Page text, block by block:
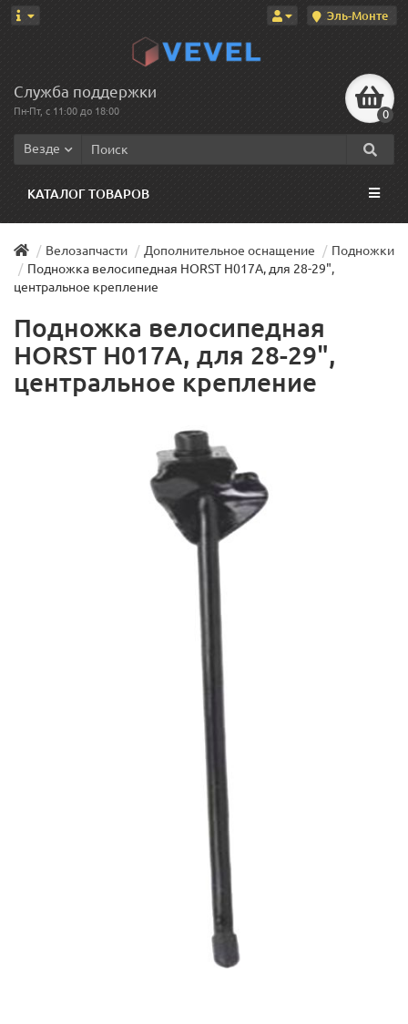
Эль-Монте
Служба поддержки
Пн-Пт, с 11:00 до 18:00 0
Везде
КАТАЛОГ ТОВАРОВ
Велозапчасти Дополнительное оснащение
Подножки
Подножка велосипедная HORST H017A, для 28-29",
центральное крепление
Подножка велосипедная
HORST H017A, для 28-29",
центральное крепление